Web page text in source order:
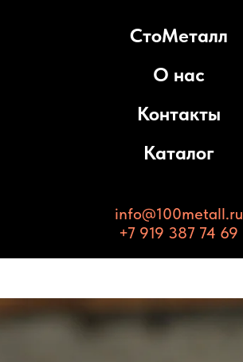
СтоМеталл
О нас
Контакты
Каталог
info@100metall.ru
+7 919 387 74 69